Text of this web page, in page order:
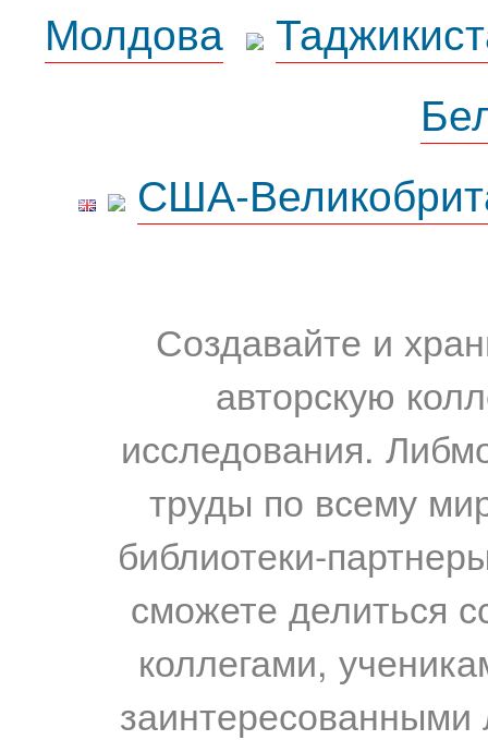
Молдова
США-
Создавайте и
авторскую
исследования.
труды по всему
библиотеки-
сможете делиться
коллегами,